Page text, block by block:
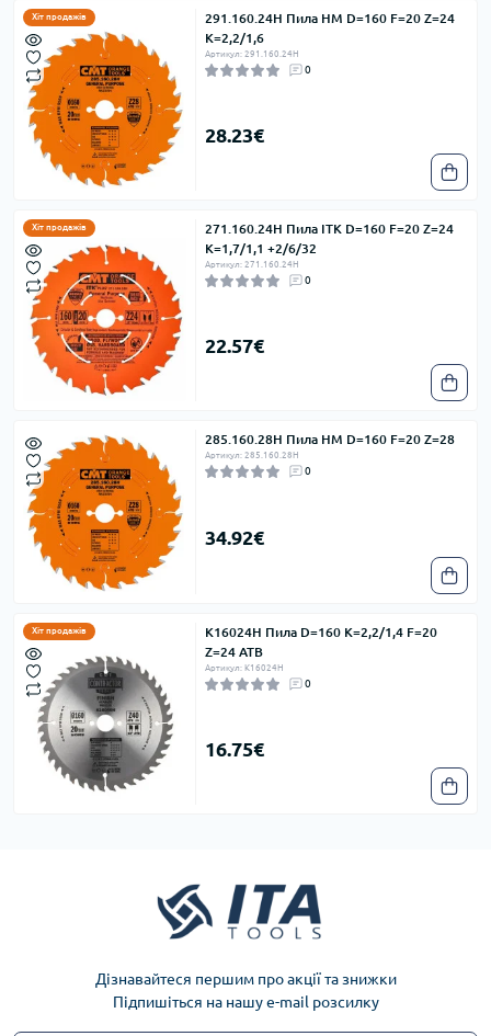
Хіт продажів
291.160.24H Пила HM D=160 F=20 Z=24
K=2,2/1,6
Артикул: 291.160.24H
0
28.23€
Хіт продажів
271.160.24H Пила ITK D=160 F=20 Z=24
K=1,7/1,1 +2/6/32
Артикул: 271.160.24H
0
22.57€
285.160.28H Пила HM D=160 F=20 Z=28
Артикул: 285.160.28H
0
34.92€
Хіт продажів
K16024H Пила D=160 K=2,2/1,4 F=20
Z=24 ATB
Артикул: K16024H
0
16.75€
Дізнавайтеся першим про акції та знижки
Підпишіться на нашу e-mail розсилку